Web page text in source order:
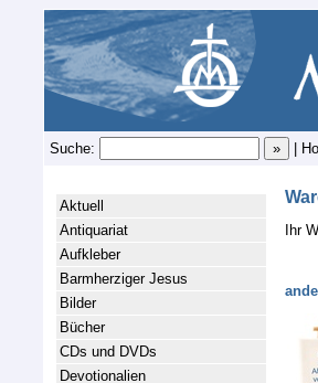
Suche:
Aktuell
Antiquariat
Aufkleber
Barmherziger Jesus
Bilder
Bücher
CDs und DVDs
Devotionalien
Ihr